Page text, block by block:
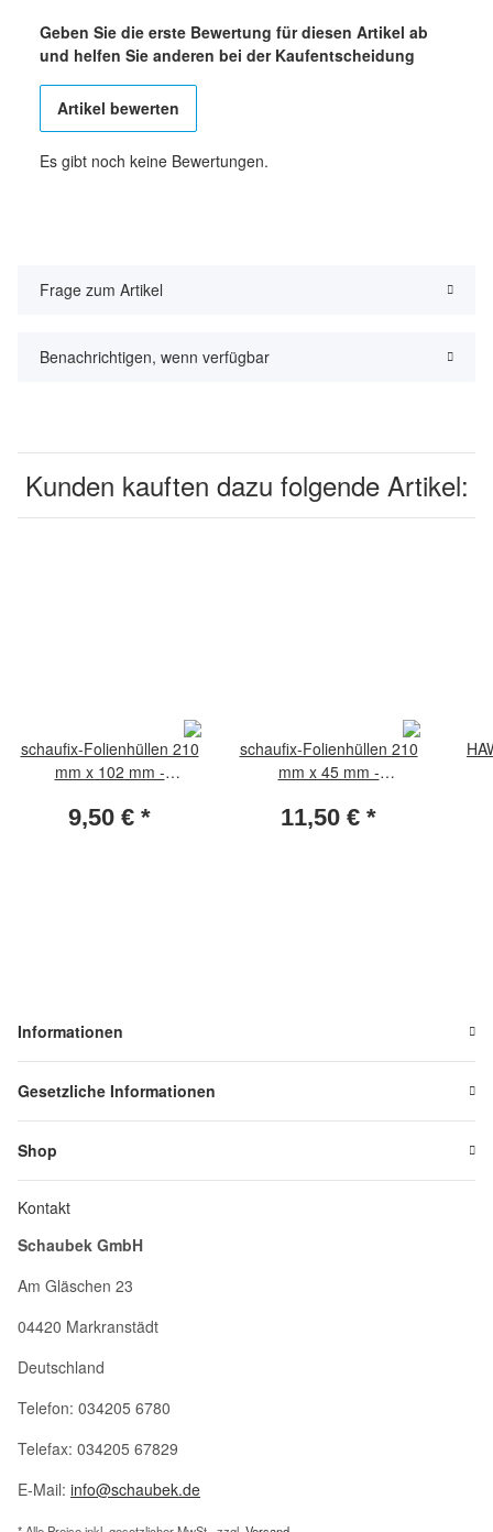
Geben Sie die erste Bewertung für diesen Artikel ab
und helfen Sie anderen bei der Kaufentscheidung
Artikel bewerten
Es gibt noch keine Bewertungen.
Frage zum Artikel
Benachrichtigen, wenn verfügbar
Kunden kauften dazu folgende Artikel:
schaufix-Folienhüllen 210
mm x 102 mm -
10 Stück)
9,50 € *
schaufix-Folienhüllen 210
mm x 45 mm -
25 Stück)
11,50 € *
Informationen
Gesetzliche Informationen
Shop
Kontakt
Schaubek GmbH
Am Gläschen 23
04420 Markranstädt
Deutschland
Telefon: 034205 6780
Telefax: 034205 67829
E-Mail: info@schaubek.de